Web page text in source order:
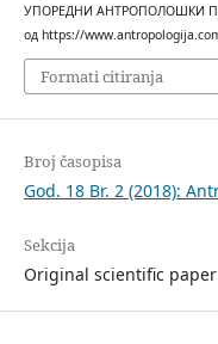
УПОРЕДНИ АНТРОПОЛОШКИ
од https://
Formati citiranja
Broj časopisa
God. 18 Br. 2 (2018):
Sekcija
Original scientific paper